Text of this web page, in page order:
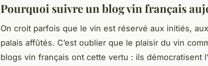
Pourquoi suivre un blog vin français
On croit parfois que le vin est réservé aux initiés,
palais affûtés. C’est oublier que le plaisir du vin
blogs vin français ont cette vertu : ils démocratisent